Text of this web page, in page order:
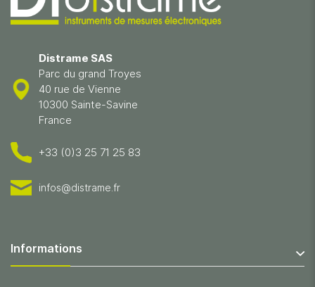
Distrame SAS
Parc du grand Troyes
40 rue de Vienne
10300 Sainte-Savine
France
+33 (0)3 25 71 25 83
infos@distrame.fr
Informations